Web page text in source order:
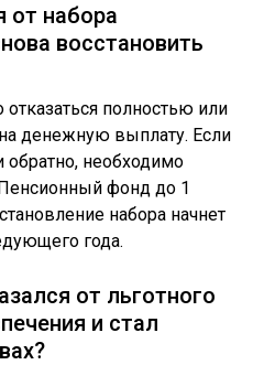
от набора
восстановить
полностью или
денежную выплату. Если
обратно, необходимо
фонд до 1
набора начнет
года.
от льготного
и стал